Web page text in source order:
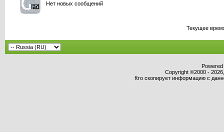
Нет новых сообщений
Текущее
Copyright ©2000 -
Кто скопирует информацию с